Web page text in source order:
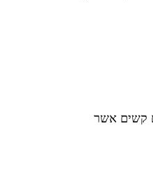
קשים אשר